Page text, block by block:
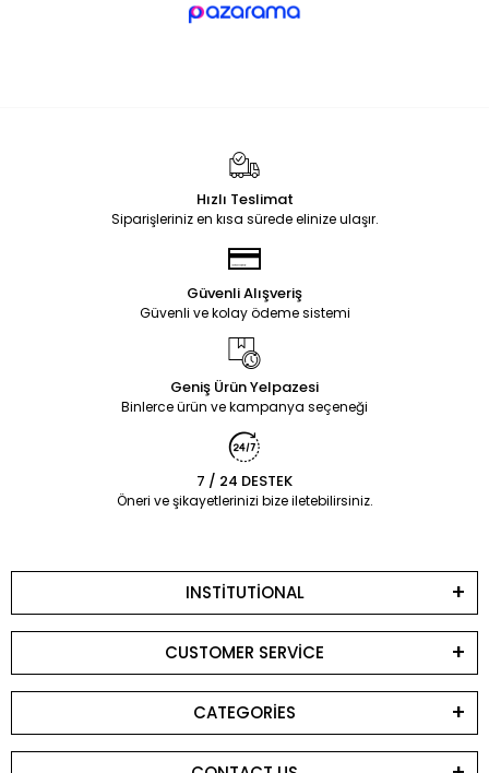
Hızlı Teslimat
Siparişleriniz en kısa sürede elinize ulaşır.
Güvenli Alışveriş
Güvenli ve kolay ödeme sistemi
Geniş Ürün Yelpazesi
Binlerce ürün ve kampanya seçeneği
7 / 24 DESTEK
Öneri ve şikayetlerinizi bize iletebilirsiniz.
INSTİTUTİONAL
CUSTOMER SERVİCE
CATEGORİES